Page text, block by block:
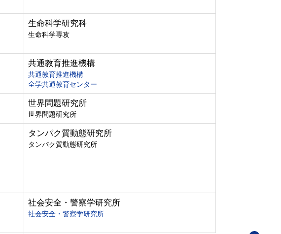
生命科学研究科
生命科学専攻
共通教育推進機構
共通教育推進機構
全学共通教育センター
世界問題研究所
世界問題研究所
タンパク質動態研究所
タンパク質動態研究所
社会安全・警察学研究所
社会安全・警察学研究所